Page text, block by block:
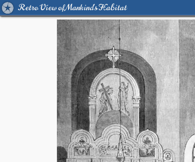
Retro View of Mankind's Habitat